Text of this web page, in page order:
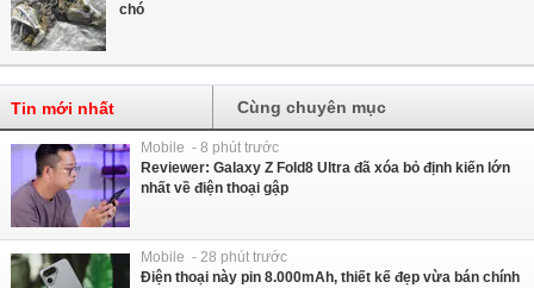
chó
Tin mới nhất Cùng chuyên mục
Mobile - 8 phút trước
Reviewer: Galaxy Z Fold8 Ultra đã xóa bỏ định kiến lớn
nhất về điện thoại gập
Mobile - 28 phút trước
Điện thoại này pin 8.000mAh, thiết kế đẹp vừa bán chính